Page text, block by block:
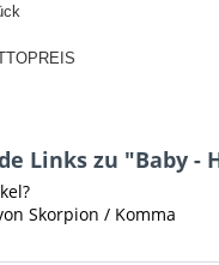
Links zu "Baby -
Skorpion / Komma